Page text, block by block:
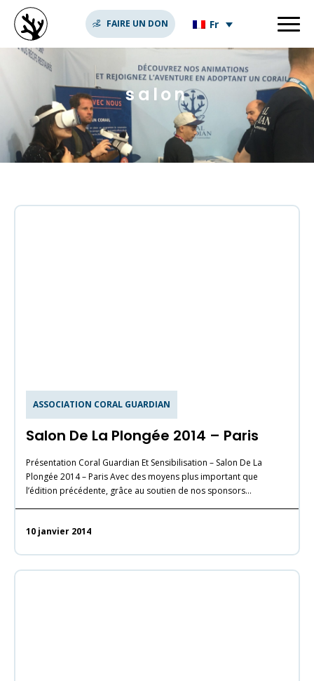
FAIRE UN DON Fr
salon
ASSOCIATION CORAL GUARDIAN
Salon De La Plongée 2014 – Paris
Présentation Coral Guardian Et Sensibilisation – Salon De La
Plongée 2014 – Paris Avec des moyens plus important que
l’édition précédente, grâce au soutien de nos sponsors…
10 janvier 2014